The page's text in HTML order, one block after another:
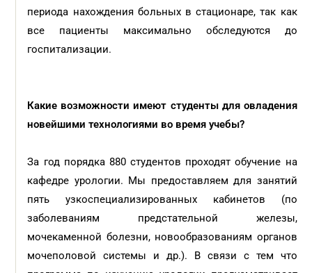
периода нахождения больных в стационаре, так как
все пациенты максимально обследуются до
госпитализации.
Какие возможности имеют студенты для овладения
новейшими технологиями во время учебы?
За год порядка 880 студентов проходят обучение на
кафедре урологии. Мы предоставляем для занятий
пять узкоспециализированных кабинетов (по
заболеваниям предстательной железы,
мочекаменной болезни, новообразованиям органов
мочеполовой системы и др.). В связи с тем что